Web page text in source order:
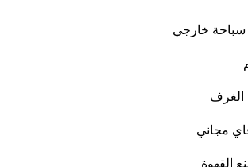
خارجي
مجاني
القهوة